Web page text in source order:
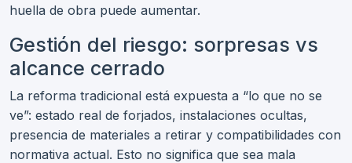
huella de obra puede aumentar.
Gestión del riesgo: sorpresas vs
alcance cerrado
La reforma tradicional está expuesta a “lo que no se
ve”: estado real de forjados, instalaciones ocultas,
presencia de materiales a retirar y compatibilidades con
normativa actual. Esto no significa que sea mala